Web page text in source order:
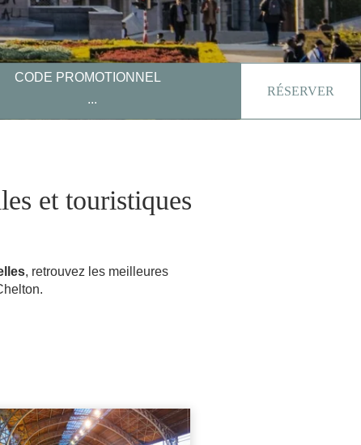
CODE PROMOTIONNEL
RÉSERVER
et touristiques
, retrouvez les meilleures